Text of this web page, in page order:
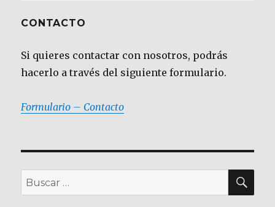
CONTACTO
Si quieres contactar con nosotros, podrás
hacerlo a través del siguiente formulario.
Formulario – Contacto
Buscar
por: